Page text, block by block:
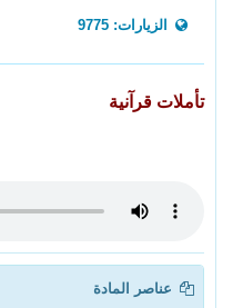
الزيارات: 9775
تأملات قرآنية
عناصر المادة